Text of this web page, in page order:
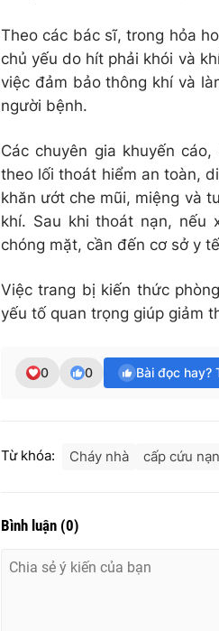
Theo các bác sĩ, trong hỏa
chủ yếu do hít phải khói và
việc đảm bảo thông khí và
người bệnh.
Các chuyên gia khuyến
theo lối thoát hiểm an toàn,
khăn ướt che mũi, miệng và
khí. Sau khi thoát nạn, nếu
chóng mặt, cần đến cơ sở y
Việc trang bị kiến thức
yếu tố quan trọng giúp giảm
0 0 Bài đọc hay?
Từ khóa: Cháy nhà cấp cứu
Bình luận (0)